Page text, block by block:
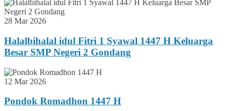
28 Mar 2026
Halalbihalal idul Fitri 1 Syawal 1447 H Keluarga
Besar SMP Negeri 2 Gondang
12 Mar 2026
Pondok Romadhon 1447 H